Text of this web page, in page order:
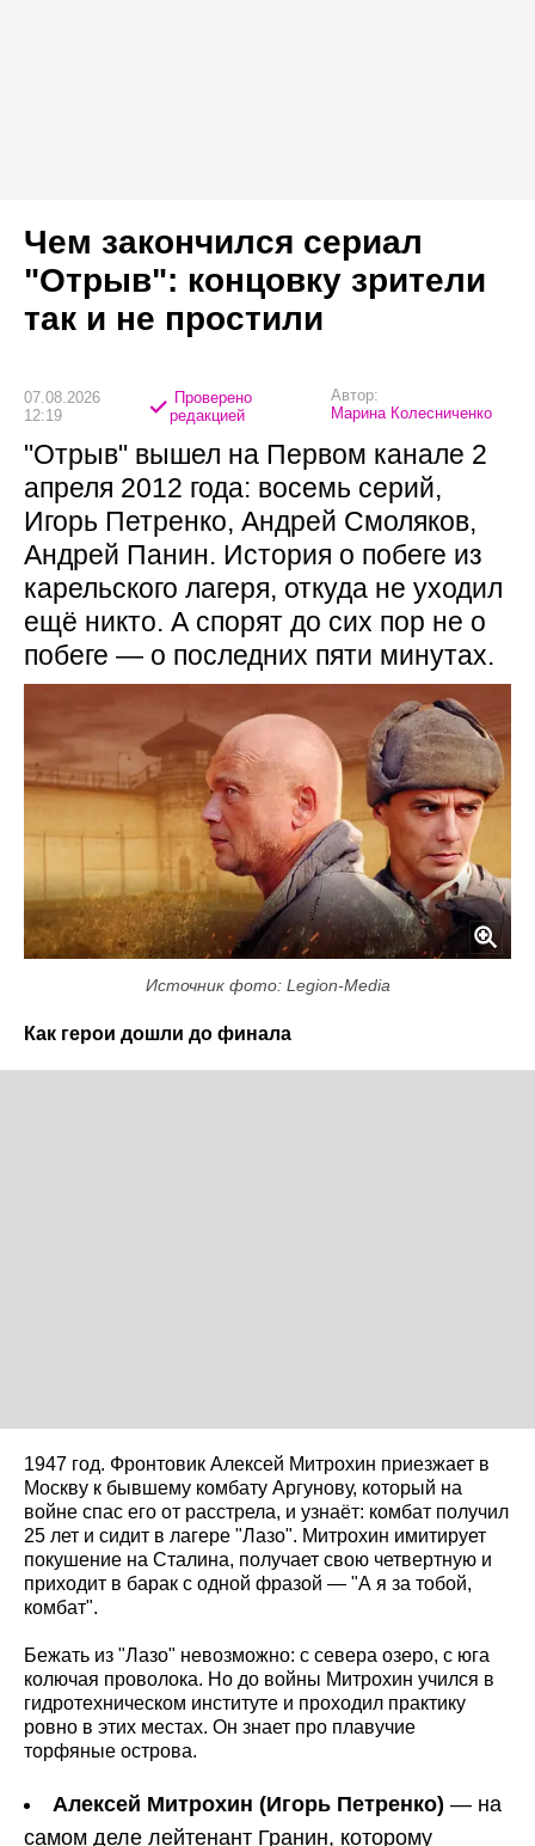
Чем закончился сериал
"Отрыв": концовку зрители
так и не простили
07.08.2026
12:19
Проверено
редакцией
Автор:
Марина Колесниченко
"Отрыв" вышел на Первом канале 2
апреля 2012 года: восемь серий,
Игорь Петренко, Андрей Смоляков,
Андрей Панин. История о побеге из
карельского лагеря, откуда не уходил
ещё никто. А спорят до сих пор не о
побеге — о последних пяти минутах.
Источник фото: Legion-Media
Как герои дошли до финала
1947 год. Фронтовик Алексей Митрохин приезжает в
Москву к бывшему комбату Аргунову, который на
войне спас его от расстрела, и узнаёт: комбат получил
25 лет и сидит в лагере "Лазо". Митрохин имитирует
покушение на Сталина, получает свою четвертную и
приходит в барак с одной фразой — "А я за тобой,
комбат".
Бежать из "Лазо" невозможно: с севера озеро, с юга
колючая проволока. Но до войны Митрохин учился в
гидротехническом институте и проходил практику
ровно в этих местах. Он знает про плавучие
торфяные острова.
Алексей Митрохин (Игорь Петренко) — на
самом деле лейтенант Гранин, которому